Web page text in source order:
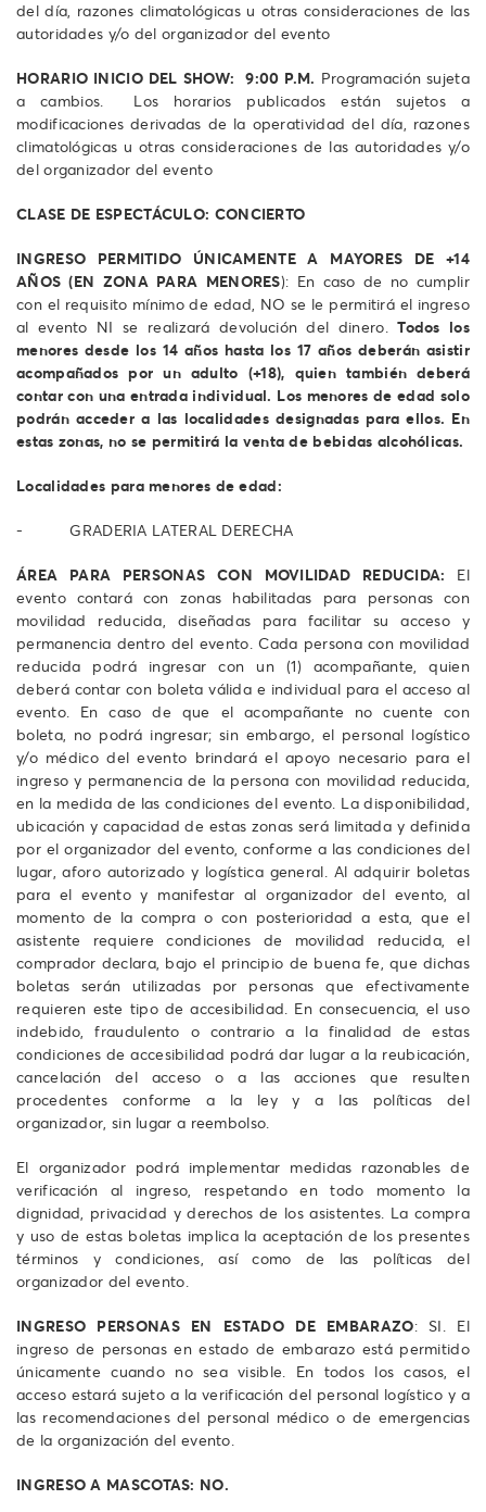
del día, razones climatológicas u otras consideraciones de las
autoridades y/o del organizador del evento
HORARIO INICIO DEL SHOW: 9:00 P.M. Programación sujeta
a cambios. Los horarios publicados están sujetos a
modificaciones derivadas de la operatividad del día, razones
climatológicas u otras consideraciones de las autoridades y/o
del organizador del evento
CLASE DE ESPECTÁCULO: CONCIERTO
INGRESO PERMITIDO ÚNICAMENTE A MAYORES DE +14
AÑOS (EN ZONA PARA MENORES): En caso de no cumplir
con el requisito mínimo de edad, NO se le permitirá el ingreso
al evento NI se realizará devolución del dinero.Todos los
menores desde los 14 años hasta los 17 años deberán asistir
acompañados por un adulto (+18), quien también deberá
contar con una entrada individual. Los menores de edad solo
podrán acceder a las localidades designadas para ellos. En
estas zonas, no se permitirá la venta de bebidas alcohólicas.
Localidades para menores de edad:
- GRADERIA LATERAL DERECHA
ÁREA PARA PERSONAS CON MOVILIDAD REDUCIDA: El
evento contará con zonas habilitadas para personas con
movilidad reducida, diseñadas para facilitar su acceso y
permanencia dentro del evento. Cada persona con movilidad
reducida podrá ingresar con un (1) acompañante, quien
deberá contar con boleta válida e individual para el acceso al
evento. En caso de que el acompañante no cuente con
boleta, no podrá ingresar; sin embargo, el personal logístico
y/o médico del evento brindará el apoyo necesario para el
ingreso y permanencia de la persona con movilidad reducida,
en la medida de las condiciones del evento. La disponibilidad,
ubicación y capacidad de estas zonas será limitada y definida
por el organizador del evento, conforme a las condiciones del
lugar, aforo autorizado y logística general. Al adquirir boletas
para el evento y manifestar al organizador del evento, al
momento de la compra o con posterioridad a esta, que el
asistente requiere condiciones de movilidad reducida, el
comprador declara, bajo el principio de buena fe, que dichas
boletas serán utilizadas por personas que efectivamente
requieren este tipo de accesibilidad. En consecuencia, el uso
indebido, fraudulento o contrario a la finalidad de estas
condiciones de accesibilidad podrá dar lugar a la reubicación,
cancelación del acceso o a las acciones que resulten
procedentes conforme a la ley y a las políticas del
organizador, sin lugar a reembolso.
El organizador podrá implementar medidas razonables de
verificación al ingreso, respetando en todo momento la
dignidad, privacidad y derechos de los asistentes. La compra
y uso de estas boletas implica la aceptación de los presentes
términos y condiciones, así como de las políticas del
organizador del evento.
INGRESO PERSONAS EN ESTADO DE EMBARAZO: SI. El
ingreso de personas en estado de embarazo está permitido
únicamente cuando no sea visible. En todos los casos, el
acceso estará sujeto a la verificación del personal logístico y a
las recomendaciones del personal médico o de emergencias
de la organización del evento.
INGRESO A MASCOTAS: NO.